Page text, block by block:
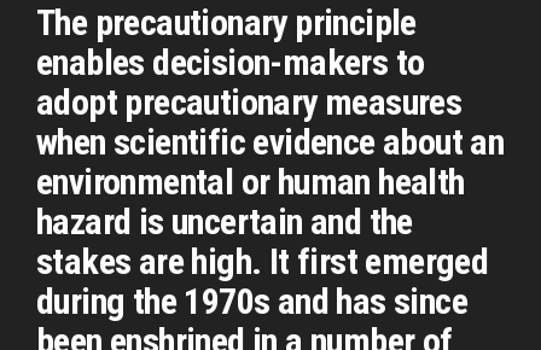
The precautionary principle
enables decision-makers to
adopt precautionary measures
when scientific evidence about an
environmental or human health
hazard is uncertain and the
stakes are high. It first emerged
during the 1970s and has since
been enshrined in a number of